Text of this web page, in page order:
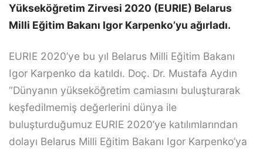
Yükseköğretim Zirvesi 2020 (EURIE) Belarus
Milli Eğitim Bakanı Igor Karpenko’yu ağırladı.
EURIE 2020’ye bu yıl Belarus Milli Eğitim Bakanı
Igor Karpenko da katıldı. Doç. Dr. Mustafa Aydın
“Dünyanın yükseköğretim camiasını buluşturarak
keşfedilmemiş değerlerini dünya ile
buluşturduğumuz EURIE 2020’ye katılımlarından
dolayı Belarus Milli Eğitim Bakanı Igor Karpenko’ya